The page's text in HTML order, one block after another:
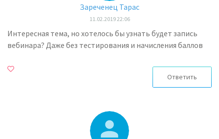
Зареченец Тарас
11.02.2019 22:06
Интересная тема, но хотелось бы узнать будет запись
вебинара? Даже без тестирования и начисления баллов
Ответить